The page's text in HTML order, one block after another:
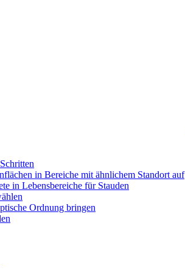
in Bereiche mit ähnlichem Standort auf
in Lebensbereiche für Stauden
Ordnung bringen